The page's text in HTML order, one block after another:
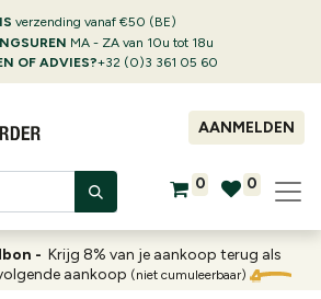
verzending vanaf €50 (BE)
MA - ZA van 10u tot 18u
OF ADVIES?+32 (0)3 361 05 60
AANMELDEN
0 0
- Krijg 8% van je aankoop terug als
aankoop (niet cumuleerbaar)